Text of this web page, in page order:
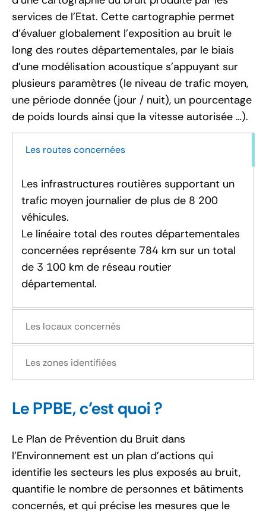
services de l’Etat. Cette cartographie permet
d’évaluer globalement l’exposition au bruit le
long des routes départementales, par le biais
d’une modélisation acoustique s’appuyant sur
plusieurs paramètres (le niveau de trafic moyen,
une période donnée (jour / nuit), un pourcentage
de poids lourds ainsi que la vitesse autorisée …).
Les routes concernées
Les infrastructures routières supportant un
trafic moyen journalier de plus de 8 200
véhicules.
Le linéaire total des routes départementales
concernées représente 784 km sur un total
de 3 100 km de réseau routier
départemental.
Les locaux concernés
Les zones identifiées
Le PPBE, c’est quoi ?
Le Plan de Prévention du Bruit dans
l'Environnement est un plan d’actions qui
identifie les secteurs les plus exposés au bruit,
quantifie le nombre de personnes et bâtiments
concernés, et qui précise les mesures que le